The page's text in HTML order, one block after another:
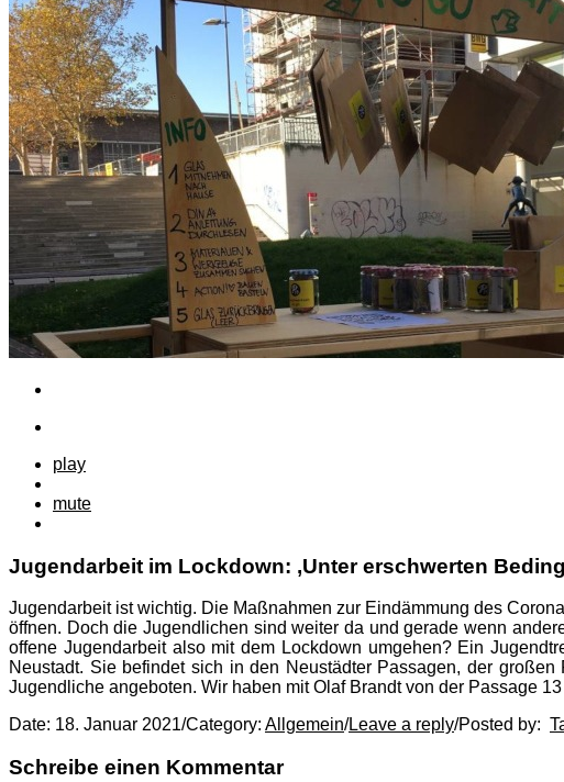
play
mute
Jugendarbeit im Lockdown: ‚Unter erschwerten
Jugendarbeit ist wichtig. Die Maßnahmen zur Eindämmung des
öffnen. Doch die Jugendlichen sind weiter da und gerade wenn
offene Jugendarbeit also mit dem Lockdown umgehen? Ein
Neustadt. Sie befindet sich in den Neustädter Passagen, der
Jugendliche angeboten. Wir haben mit Olaf Brandt von der Passage
Date: 18. Januar 2021/Category: Allgemein/Leave a reply/Posted by:
Schreibe einen Kommentar